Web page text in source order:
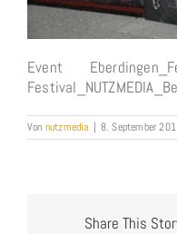
Event
Von nutzmedia | 8. September
Share This